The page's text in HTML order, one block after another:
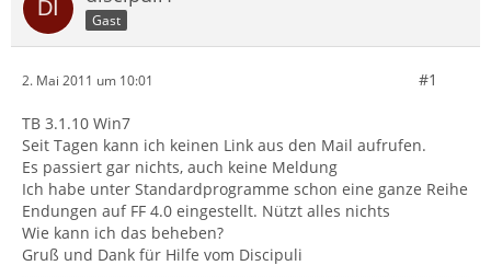
Gast
2. Mai 2011 um 10:01 #1
TB 3.1.10 Win7
Seit Tagen kann ich keinen Link aus den Mail aufrufen.
Es passiert gar nichts, auch keine Meldung
Ich habe unter Standardprogramme schon eine ganze Reihe
Endungen auf FF 4.0 eingestellt. Nützt alles nichts
Wie kann ich das beheben?
Gruß und Dank für Hilfe vom Discipuli